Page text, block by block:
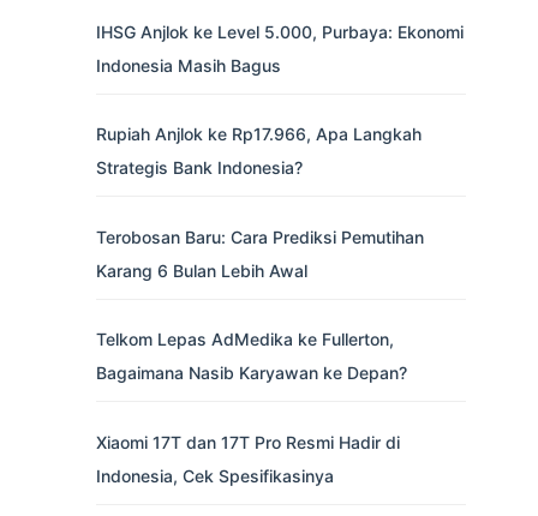
IHSG Anjlok ke Level 5.000, Purbaya: Ekonomi
Indonesia Masih Bagus
Rupiah Anjlok ke Rp17.966, Apa Langkah
Strategis Bank Indonesia?
Terobosan Baru: Cara Prediksi Pemutihan
Karang 6 Bulan Lebih Awal
Telkom Lepas AdMedika ke Fullerton,
Bagaimana Nasib Karyawan ke Depan?
Xiaomi 17T dan 17T Pro Resmi Hadir di
Indonesia, Cek Spesifikasinya